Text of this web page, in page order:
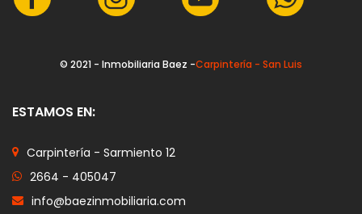
© 2021 - Inmobiliaria Baez -Carpintería - San Luis
ESTAMOS EN:
Carpintería - Sarmiento 12
2664 - 405047
info@baezinmobiliaria.com